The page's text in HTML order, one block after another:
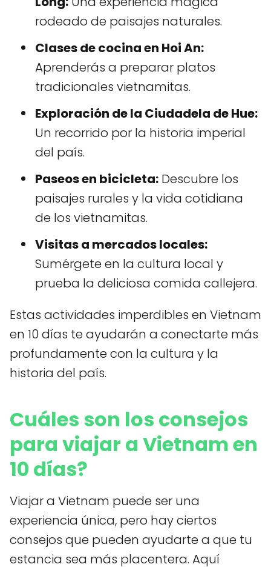
rodeado de paisajes naturales.
Clases de cocina en Hoi An:
Aprenderás a preparar platos
tradicionales vietnamitas.
Exploración de la Ciudadela de Hue:
Un recorrido por la historia imperial
del país.
Paseos en bicicleta: Descubre los
paisajes rurales y la vida cotidiana
de los vietnamitas.
Visitas a mercados locales:
Sumérgete en la cultura local y
prueba la deliciosa comida callejera.
Estas actividades imperdibles en Vietnam
en 10 días te ayudarán a conectarte más
profundamente con la cultura y la
historia del país.
Cuáles son los consejos
para viajar a Vietnam en
10 días?
Viajar a Vietnam puede ser una
experiencia única, pero hay ciertos
consejos que pueden ayudarte a que tu
estancia sea más placentera. Aquí